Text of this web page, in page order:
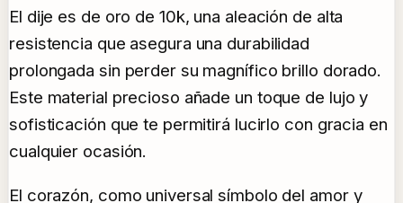
El dije es de oro de 10k, una aleación de alta
resistencia que asegura una durabilidad
prolongada sin perder su magnífico brillo dorado.
Este material precioso añade un toque de lujo y
sofisticación que te permitirá lucirlo con gracia en
cualquier ocasión.
El corazón, como universal símbolo del amor y